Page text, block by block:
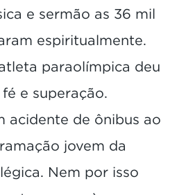
e sermão as 36 mil
espiritualmente.
paraolímpica deu
e superação.
acidente de ônibus ao
jovem da
Nem por isso